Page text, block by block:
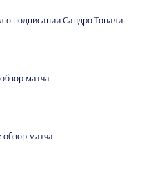
о подписании Сандро Тонали
матча
обзор матча